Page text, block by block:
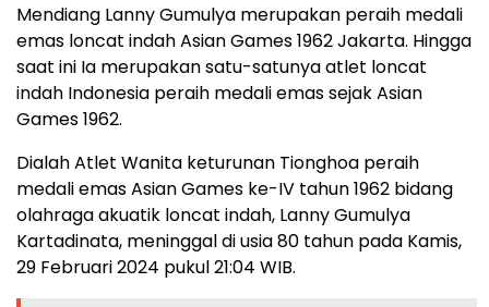
Mendiang Lanny Gumulya merupakan peraih medali
emas loncat indah Asian Games 1962 Jakarta. Hingga
saat ini Ia merupakan satu-satunya atlet loncat
indah Indonesia peraih medali emas sejak Asian
Games 1962.
Dialah Atlet Wanita keturunan Tionghoa peraih
medali emas Asian Games ke-IV tahun 1962 bidang
olahraga akuatik loncat indah, Lanny Gumulya
Kartadinata, meninggal di usia 80 tahun pada Kamis,
29 Februari 2024 pukul 21:04 WIB.